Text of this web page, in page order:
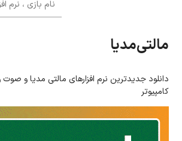
کتاب
وبلاگ
جهت دریافت آخرین اخبار و اطلاعات ما را
بله دنبال کنید (ورود)
بازی
،
مالتی‌مدیا
دانلود جدیدترین نرم افزارهای مالتی مدیا و صوت
کامپیوتر